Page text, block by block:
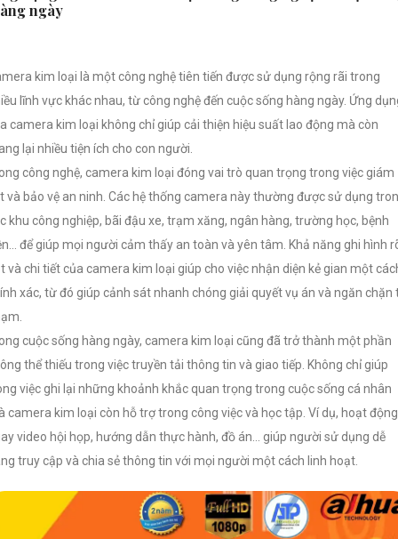
ngày
kim loại là một công nghệ tiên tiến được sử dụng rộng rãi trong
lĩnh vực khác nhau, từ công nghệ đến cuộc sống hàng ngày. Ứng
camera kim loại không chỉ giúp cải thiện hiệu suất lao động mà còn
lại nhiều tiện ích cho con người.
công nghệ, camera kim loại đóng vai trò quan trọng trong việc giám
và bảo vệ an ninh. Các hệ thống camera này thường được sử dụng
khu công nghiệp, bãi đậu xe, trạm xăng, ngân hàng, trường học, bệnh
để giúp mọi người cảm thấy an toàn và yên tâm. Khả năng ghi hình
và chi tiết của camera kim loại giúp cho việc nhận diện kẻ gian một
xác, từ đó giúp cảnh sát nhanh chóng giải quyết vụ án và ngăn chặn
cuộc sống hàng ngày, camera kim loại cũng đã trở thành một phần
thể thiếu trong việc truyền tải thông tin và giao tiếp. Không chỉ giúp
việc ghi lại những khoảnh khắc quan trọng trong cuộc sống cá nhân
camera kim loại còn hỗ trợ trong công việc và học tập. Ví dụ, hoạt động
video hội họp, hướng dẫn thực hành, đồ án… giúp người sử dụng dễ
truy cập và chia sẻ thông tin với mọi người một cách linh hoạt.